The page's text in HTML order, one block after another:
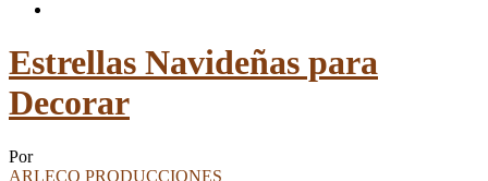
Estrellas Navideñas para
Decorar
Por
ARLECO PRODUCCIONES